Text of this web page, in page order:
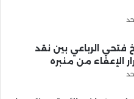
الرباعي بين نقد
الإعفاء من منبره